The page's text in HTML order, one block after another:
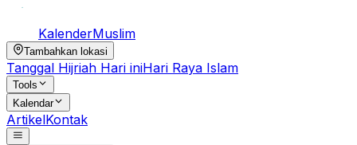
KalenderMuslim
Tambahkan lokasi
Tanggal Hijriah Hari iniHari Raya Islam
Tools
Kalendar
ArtikelKontak